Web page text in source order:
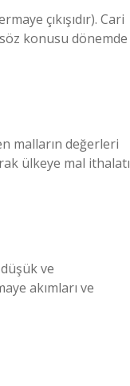
çıkışıdır). Cari
konusu dönemde
malların değerleri
ülkeye mal ithalatı
ve
akımları ve